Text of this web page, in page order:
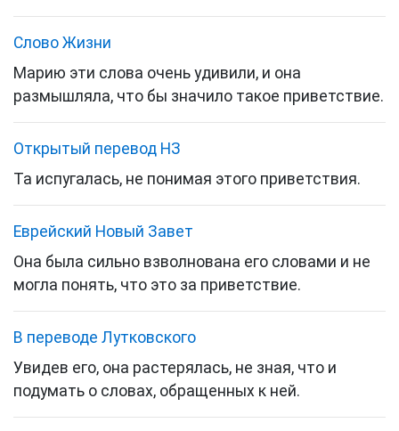
Слово Жизни
Марию эти слова очень удивили, и она
размышляла, что бы значило такое приветствие.
Открытый перевод НЗ
Та испугалась, не понимая этого приветствия.
Еврейский Новый Завет
Она была сильно взволнована его словами и не
могла понять, что это за приветствие.
В переводе Лутковского
Увидев его, она растерялась, не зная, что и
подумать о словах, обращенных к ней.